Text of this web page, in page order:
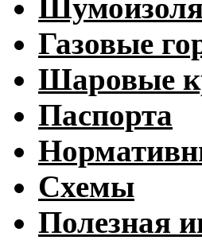
Газовые
Шаровые
Паспорта
Схемы
Полезная